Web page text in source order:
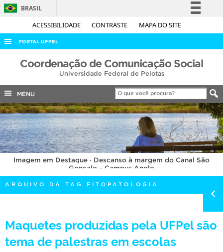
ACESSIBILIDADE CONTRASTE MAPA DO SITE
BRASIL
Simplifique!
Acesso à informação
Legislação
Canais
PORTAL UFPEL
ACESSO À INFORMAÇÃO
COBALTO
CONCURSOS
EDITAIS
INTERNACIONAL
OUVIDORIA
PORTARIAS
TELEFONES
Coordenação de Comunicação Social
Universidade Federal de Pelotas
MENU
Imagem em Destaque · Descanso à margem do Canal São
Gonçalo – Campus Anglo
ARQUIVO DA TAG FITOPATOLOGIA
Maquetes produzidas pela UFPel são
tema de palestras em escolas